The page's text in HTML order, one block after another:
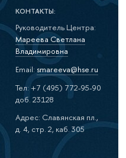
КОНТАКТЫ:
Руководитель Центра:
Мареева Светлана
Владимировна
Email: smareeva@hse.ru
Тел: +7 (495) 772-95-90
доб. 23128
Адрес: Славянская пл.,
д. 4, стр. 2, каб. 305